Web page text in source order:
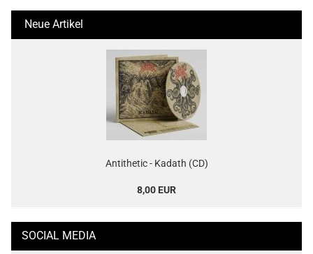
Neue Artikel
Antithetic - Kadath (CD)
8,00 EUR
SOCIAL MEDIA